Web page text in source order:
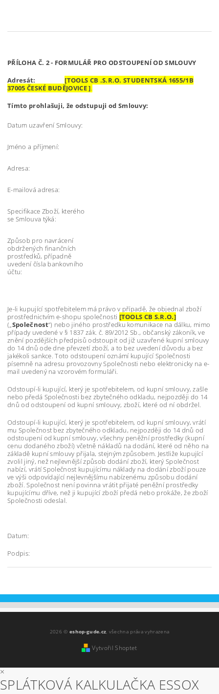
PŘÍLOHA Č. 2 - FORMULÁŘ PRO ODSTOUPENÍ OD SMLOUVY
Adresát:
[TOOLS CB .S.R.O. STUDENTSKÁ 1655/1B
37005 ČESKÉ BUDĚJOVICE ].
Tímto prohlašuji, že odstupuji od Smlouvy:
Datum uzavření Smlouvy:
Jméno a příjmení:
Adresa:
E-mailová adresa:
Specifikace Zboží, kterého
se Smlouva týká:
Způsob pro navrácení
obdržených finančních
prostředků, případně
uvedení čísla bankovního
účtu:
Je-li kupující spotřebitelem má právo v případě, že objednal zboží
prostřednictvím e-shopu společnosti [TOOLS CB S.R.O.]
(„Společnost“) nebo jiného prostředku komunikace na dálku, mimo
případy uvedené v § 1837 zák. č. 89/2012 Sb., občanský zákoník, ve
znění pozdějších předpisů odstoupit od již uzavřené kupní smlouvy
do 14 dnů ode dne převzetí zboží, a to bez uvedení důvodu a bez
jakékoli sankce. Toto odstoupení oznámí kupující Společnosti
písemně na adresu provozovny Společnosti nebo elektronicky na e-
mail uvedený na vzorovém formuláři.
Odstoupí-li kupující, který je spotřebitelem, od kupní smlouvy, zašle
nebo předá Společnosti bez zbytečného odkladu, nejpozději do 14
dnů od odstoupení od kupní smlouvy, zboží, které od ní obdržel.
Odstoupí-li kupující, který je spotřebitelem, od kupní smlouvy, vrátí
mu Společnost bez zbytečného odkladu, nejpozději do 14 dnů od
odstoupení od kupní smlouvy, všechny peněžní prostředky (kupní
cenu dodaného zboží) včetně nákladů na dodání, které od něho na
základě kupní smlouvy přijala, stejným způsobem. Jestliže kupující
zvolil jiný, než nejlevnější způsob dodání zboží, který Společnost
nabízí, vrátí Společnost kupujícímu náklady na dodání zboží pouze
ve výši odpovídající nejlevnějšímu nabízenému způsobu dodání
zboží. Společnost není povinna vrátit přijaté peněžní prostředky
kupujícímu dříve, než ji kupující zboží předá nebo prokáže, že zboží
Společnosti odeslal.
Datum:
Podpis:
2026 ©eshop-gude.cz, všechna práva vyhrazena
Vytvořil Shoptet
×
SPLÁTKOVÁ KALKULAČKA ESSOX